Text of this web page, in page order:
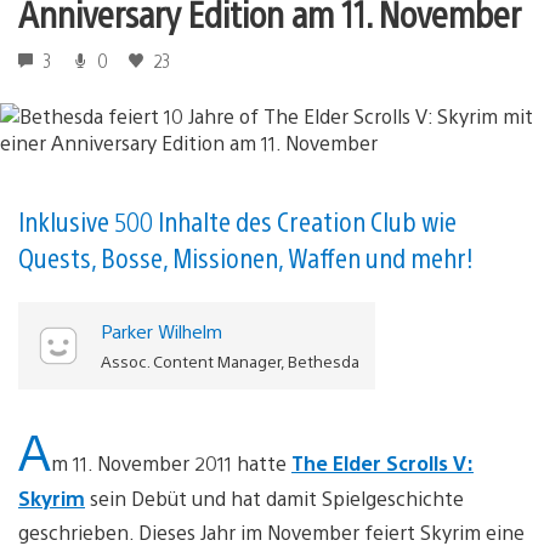
Anniversary Edition am 11. November
3 0 23
Inklusive 500 Inhalte des Creation Club wie
Quests, Bosse, Missionen, Waffen und mehr!
Parker Wilhelm
Assoc. Content Manager, Bethesda
Am 11. November 2011 hatte The Elder Scrolls V:
Skyrim sein Debüt und hat damit Spielgeschichte
geschrieben. Dieses Jahr im November feiert Skyrim eine